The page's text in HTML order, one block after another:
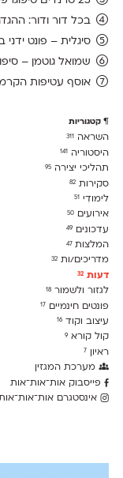
בכל דור ודור:
סיגלית – פונט
שמואל גוטמן – סיפורו של
אוסף עטיפות
קטגוריות
השראה 311
היסטוריה 141
תהליכי יצירה 95
סקירות 82
לימודִי 51
אירועים 50
עדכונים 49
המלצות47
מדריכים/ות 32
דעות 32
לגזור ולשמור 18
פונטים חינמיים 17
עיצוב וקוד 16
קול קורא 9
ראיון 7
מערכת המגזין
פייסבוק אות־אות־אות
אינסטגרם